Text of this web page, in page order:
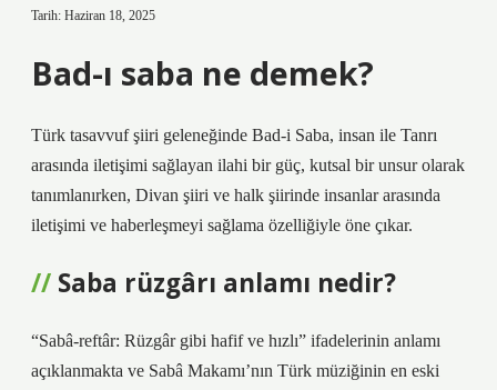
Tarih: Haziran 18, 2025
Bad-ı saba ne demek?
Türk tasavvuf şiiri geleneğinde Bad-i Saba, insan ile Tanrı
arasında iletişimi sağlayan ilahi bir güç, kutsal bir unsur olarak
tanımlanırken, Divan şiiri ve halk şiirinde insanlar arasında
iletişimi ve haberleşmeyi sağlama özelliğiyle öne çıkar.
Saba rüzgârı anlamı nedir?
“Sabâ-reftâr: Rüzgâr gibi hafif ve hızlı” ifadelerinin anlamı
açıklanmakta ve Sabâ Makamı’nın Türk müziğinin en eski